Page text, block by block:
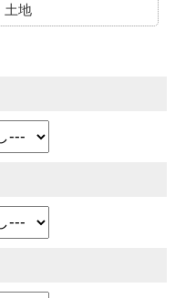
土地